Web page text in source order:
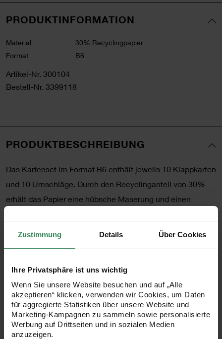
Zustimmung Details Über Cookies
Ihre Privatsphäre ist uns wichtig
Wenn Sie unsere Website besuchen und auf „Alle
akzeptieren“ klicken, verwenden wir Cookies, um Daten
für aggregierte Statistiken über unsere Website und
Marketing-Kampagnen zu sammeln sowie personalisierte
Werbung auf Drittseiten und in sozialen Medien
anzuzeigen.
PRODUKTINFORMATION
Material
30% Recyclingpapier
Format
B6
Artikel-Nr. 300104
Bestell-Nr. 3399118
PRODUKTBESCHREIBUNG
Das Kartenset im Format B6 enthält jeweils 10 Klappkarten
und 10 Umschläge. Durch den Recyclinganteil von 30%
erhält das Papier eine hübsche Maserung und einen
Farbe Offwhite wird in einer stabilen Box mit PET-Deckel
Inhalt: 10 Klappkarten (220g/m²) und 10 Umschläge
(120g/m²)
Farbe: Offwhite
Format: DIN B6/B6